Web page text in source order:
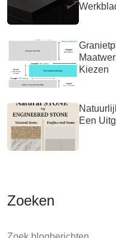
Kiezen
Een
Zoeken